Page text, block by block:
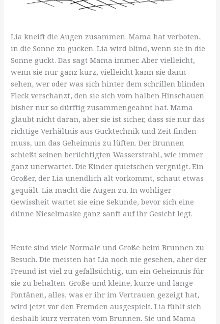
Lia kneift die Augen zusammen. Mama hat verboten,
in die Sonne zu gucken. Lia wird blind, wenn sie in die
Sonne guckt. Das sagt Mama immer. Aber vielleicht,
wenn sie nur ganz kurz, vielleicht kann sie dann
sehen, wer oder was sich hinter dem schrillen blinden
Fleck verschanzt, den sie sich vom halben Hinschauen
bisher nur so dürftig zusammengeahnt hat. Mama
glaubt nicht daran, aber sie ist sicher, dass sie nur das
richtige Verhältnis aus Gucktechnik und Zeit finden
muss, um das Geheimnis zu lüften. Der Brunnen
schießt seinen berüchtigten Wasserstrahl, wie immer
ganz unerwartet. Die Kinder quietschen vergnügt. Ein
Großer, der Lia unendlich alt vorkommt, schaut etwas
gequält. Lia macht die Augen zu. In wohliger
Gewissheit wartet sie eine Sekunde, bevor sich eine
dünne Nieselmaske ganz sanft auf ihr Gesicht legt.
Heute sind viele Normale und Große beim Brunnen zu
Besuch. Die meisten hat Lia noch nie gesehen, aber der
Freund ist viel zu gefallsüchtig, um ein Geheimnis für
sie zu behalten. Große und kleine, kurze und lange
Fontänen, alles, was er ihr im Vertrauen gezeigt hat,
wird jetzt vor den Fremden ausgespielt. Lia fühlt sich
deshalb kurz verraten vom Brunnen. Sie und Mama